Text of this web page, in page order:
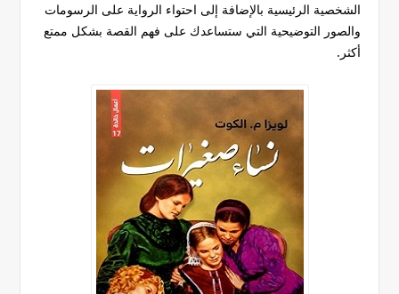
الشخصية الرئيسية بالإضافة إلى احتواء الرواية على الرسومات
والصور التوضيحية التي ستساعدك على فهم القصة بشكل ممتع
أكثر.